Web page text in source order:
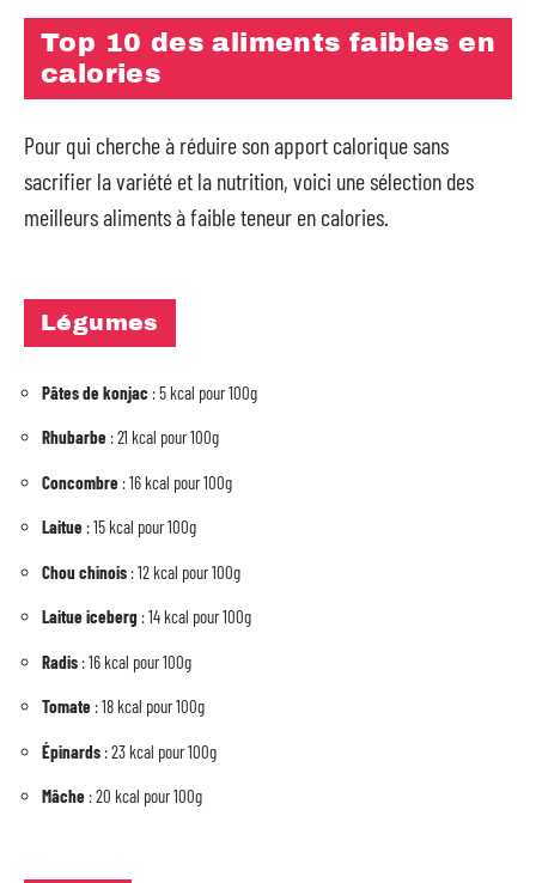
Top 10 des aliments faibles en
calories
Pour qui cherche à réduire son apport calorique sans
sacrifier la variété et la nutrition, voici une sélection des
meilleurs aliments à faible teneur en calories.
Légumes
Pâtes de konjac : 5 kcal pour 100g
Rhubarbe : 21 kcal pour 100g
Concombre : 16 kcal pour 100g
Laitue : 15 kcal pour 100g
Chou chinois : 12 kcal pour 100g
Laitue iceberg : 14 kcal pour 100g
Radis : 16 kcal pour 100g
Tomate : 18 kcal pour 100g
Épinards : 23 kcal pour 100g
Mâche : 20 kcal pour 100g